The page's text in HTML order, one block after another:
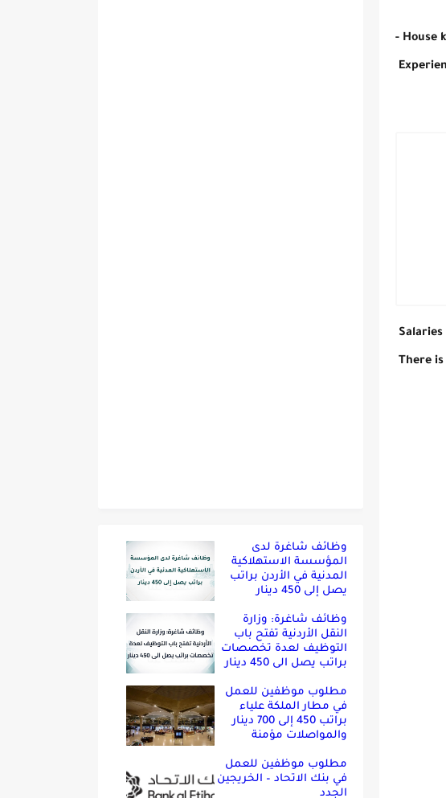
- House
There
وظائف شاغرة لدى
المؤسسة الاستهلاكية
المدنية في الأردن براتب
يصل إلى 450 دينار
وظائف شاغرة: وزارة
النقل الأردنية تفتح باب
التوظيف لعدة تخصصات
براتب يصل الى 450 دينار
مطلوب موظفين للعمل
في مطار الملكة علياء
براتب 450 إلى 700 دينار
والمواصلات مؤمنة
مطلوب موظفين للعمل
في بنك الاتحاد – الخريجين
الجدد